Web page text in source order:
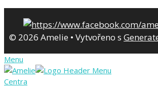
© 2026 Amelie • Vytvořeno s
Menu
Centra